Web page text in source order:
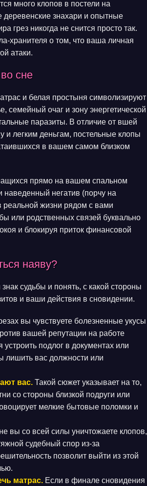
много клопов в постели на
знахари и опытные
грез никогда не снится просто так.
хранителя о том, что ваша личная
атаки.
сне
и белая простыня символизируют
семейный очаг и зону энергетической
паразиты. В отличие от вшей
и легким деньгам, постельные клопы
в вашем самом близком
прямо на вашем спальном
наведенный негатив (порчу на
реальной жизни рядом с вами
или родственных связей буквально
и блокируя приток финансовой
наяву?
судьбы и понять, с какой стороны
и ваши действия в сновидении.
вы чувствуете болезненные укусы
вашей репутации на работе
подлог в документах или
лишить вас должности или
вас. Такой сюжет указывает на то,
со стороны близкой подруги или
мелкие бытовые поломки и
вы со всей силы уничтожаете клопов,
судебный спор из-за
позволит выйти из этой
матрас. Если в финале сновидения